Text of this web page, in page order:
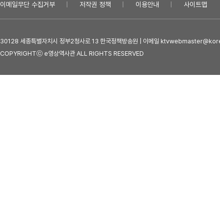
이메일무단 수집거부 저작권 정책 이용안내 사이트맵
30128 세종특별자치시 정부2청사로 13 한국정책방송원 | 이메일
COPYRIGHTⓒ e영상역사관 ALL RIGHTS RESERVED